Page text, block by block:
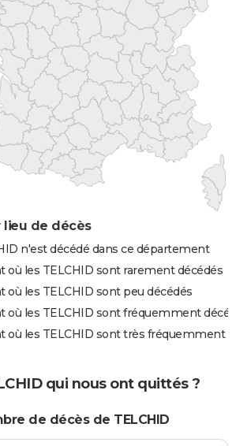
lieu de décès
n'est décédé dans ce département
où les TELCHID sont rarement décédés
où les TELCHID sont peu décédés
où les TELCHID sont fréquemment
où les TELCHID sont très fréquemment
qui nous ont quittés ?
de décès de TELCHID